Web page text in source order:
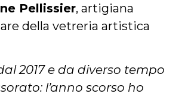
Pellissier, artigiana
della vetreria artistica
2017 e da diverso tempo
l’anno scorso ho